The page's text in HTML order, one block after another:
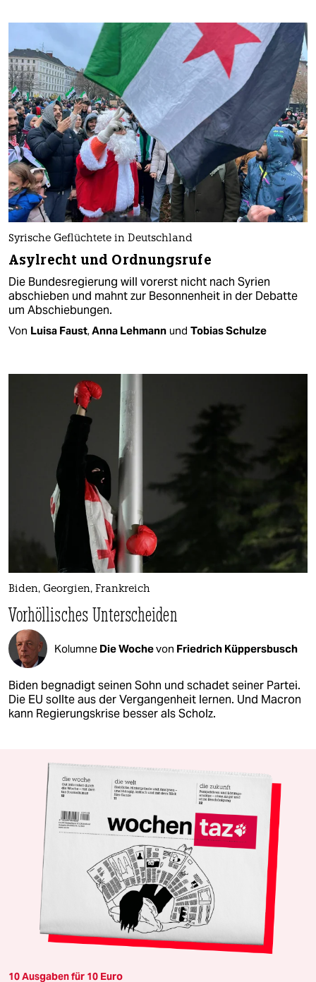
Syrische Geflüchtete in Deutschland
Asylrecht und Ordnungsrufe
Die Bundesregierung will vorerst nicht nach Syrien
abschieben und mahnt zur Besonnenheit in der Debatte
um Abschiebungen.
Von Luisa Faust,Anna Lehmann und Tobias Schulze
Biden, Georgien, Frankreich
Vorhöllisches Unterscheiden
Kolumne Die Wochevon Friedrich Küppersbusch
Biden begnadigt seinen Sohn und schadet seiner Partei.
Die EU sollte aus der Vergangenheit lernen. Und Macron
kann Regierungskrise besser als Scholz.
10 Ausgaben für 10 Euro